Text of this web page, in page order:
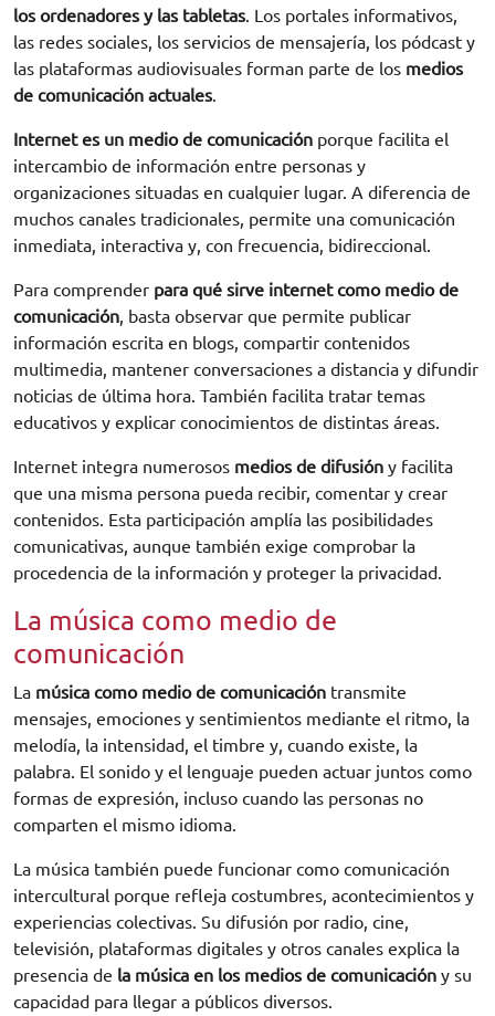
los ordenadores y las tabletas. Los portales informativos,
las redes sociales, los servicios de mensajería, los pódcast y
las plataformas audiovisuales forman parte de los medios
de comunicación actuales.
Internet es un medio de comunicación porque facilita el
intercambio de información entre personas y
organizaciones situadas en cualquier lugar. A diferencia de
muchos canales tradicionales, permite una comunicación
inmediata, interactiva y, con frecuencia, bidireccional.
Para comprender para qué sirve internet como medio de
comunicación, basta observar que permite publicar
información escrita en blogs, compartir contenidos
multimedia, mantener conversaciones a distancia y difundir
noticias de última hora. También facilita tratar temas
educativos y explicar conocimientos de distintas áreas.
Internet integra numerosos medios de difusión y facilita
que una misma persona pueda recibir, comentar y crear
contenidos. Esta participación amplía las posibilidades
comunicativas, aunque también exige comprobar la
procedencia de la información y proteger la privacidad.
La música como medio de
comunicación
La música como medio de comunicación transmite
mensajes, emociones y sentimientos mediante el ritmo, la
melodía, la intensidad, el timbre y, cuando existe, la
palabra. El sonido y el lenguaje pueden actuar juntos como
formas de expresión, incluso cuando las personas no
comparten el mismo idioma.
La música también puede funcionar como comunicación
intercultural porque refleja costumbres, acontecimientos y
experiencias colectivas. Su difusión por radio, cine,
televisión, plataformas digitales y otros canales explica la
presencia de la música en los medios de comunicación y su
capacidad para llegar a públicos diversos.